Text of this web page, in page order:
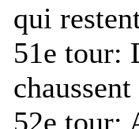
qui
51e tour:
52e tour: